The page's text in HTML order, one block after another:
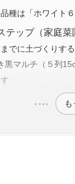
種は「ホワイト６
テップ（家庭菜
でに土づくりする
マルチ（５列
も